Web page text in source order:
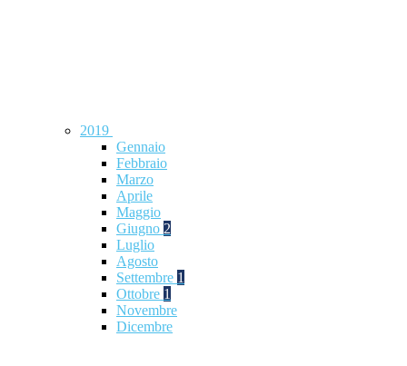
2019
Gennaio
Febbraio
Marzo
Aprile
Maggio
Giugno 2
Luglio
Agosto
Settembre 1
Ottobre 1
Novembre
Dicembre